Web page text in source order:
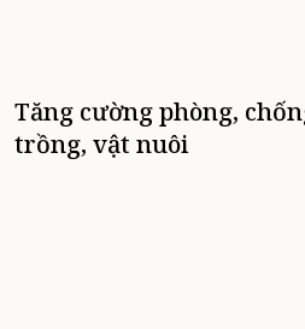
Tăng cường phòng,
trồng, vật nuôi